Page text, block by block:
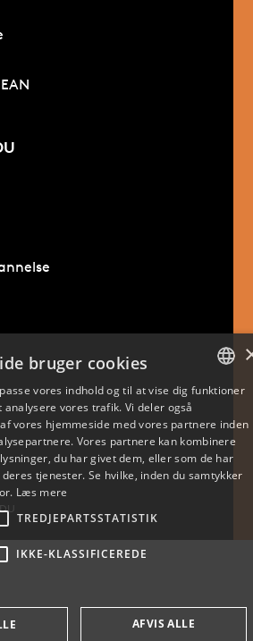
ENGLISH
bruger cookies
vores indhold og til at vise dig funktioner
vores trafik. Vi deler også
vores hjemmeside med vores partnere inden
Vores partnere kan kombinere
du har givet dem, eller som de har
tjenester. Se hvilke, inden du samtykker
Læs mere
TREDJEPARTSSTATISTIK
IKKE-KLASSIFICEREDE
AFVIS ALLE